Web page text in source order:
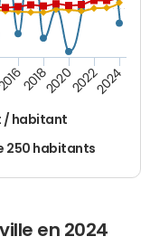
/ habitant
250 habitants
2018202020222024
en 2024